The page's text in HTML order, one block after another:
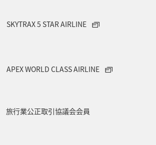
ス
県
SKYTRAX 5 STAR AIRLINE
APEX WORLD CLASS AIRLINE
旅行業公正取引協議会会員